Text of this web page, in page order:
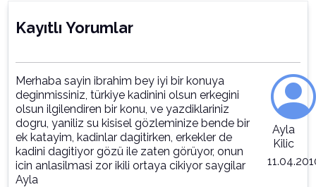
Kayıtlı Yorumlar
Merhaba sayin ibrahim bey iyi bir konuya
deginmissiniz, türkiye kadinini olsun erkegini
olsun ilgilendiren bir konu, ve yazdiklariniz
dogru, yaniliz su kisisel gözleminize bende bir
ek katayim, kadinlar dagitirken, erkekler de
kadini dagitiyor gözü ile zaten görüyor, onun
icin anlasilmasi zor ikili ortaya cikiyor saygilar
Ayla
Ayla
Kilic